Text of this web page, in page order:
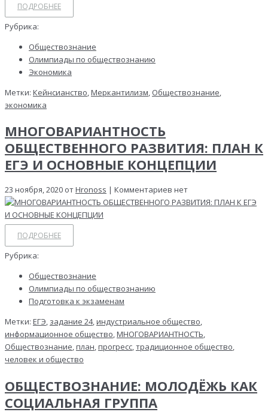
ПОДРОБНЕЕ
Рубрика:
Обществознание
Олимпиады по обществознанию
Экономика
Метки: Кейнсианство,Меркантилизм, Обществознание,
экономика
МНОГОВАРИАНТНОСТЬ
ОБЩЕСТВЕННОГО РАЗВИТИЯ: ПЛАН К
ЕГЭ И ОСНОВНЫЕ КОНЦЕПЦИИ
23 ноября, 2020 отHronoss | Комментариев нет
ПОДРОБНЕЕ
Рубрика:
Обществознание
Олимпиады по обществознанию
Подготовка к экзаменам
Метки: ЕГЭ, задание 24,индустриальное общество,
информационное общество,МНОГОВАРИАНТНОСТЬ,
Обществознание,план,прогресс,традиционное общество,
человек и общество
ОБЩЕСТВОЗНАНИЕ: МОЛОДЁЖЬ КАК
СОЦИАЛЬНАЯ ГРУППА